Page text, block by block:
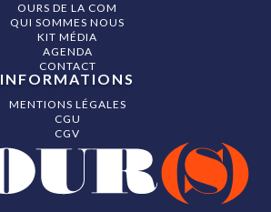
OURS DE LA COM
QUI SOMMES NOUS
KIT MÉDIA
AGENDA
CONTACT
INFORMATIONS
MENTIONS LÉGALES
CGU
CGV